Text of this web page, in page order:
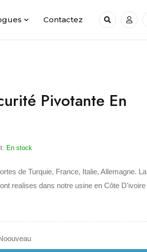
Contactez
Pivotante En
En stock
de Turquie, France, Italie, Allemagne. La
realises dans notre usine en Côte D'ivoire